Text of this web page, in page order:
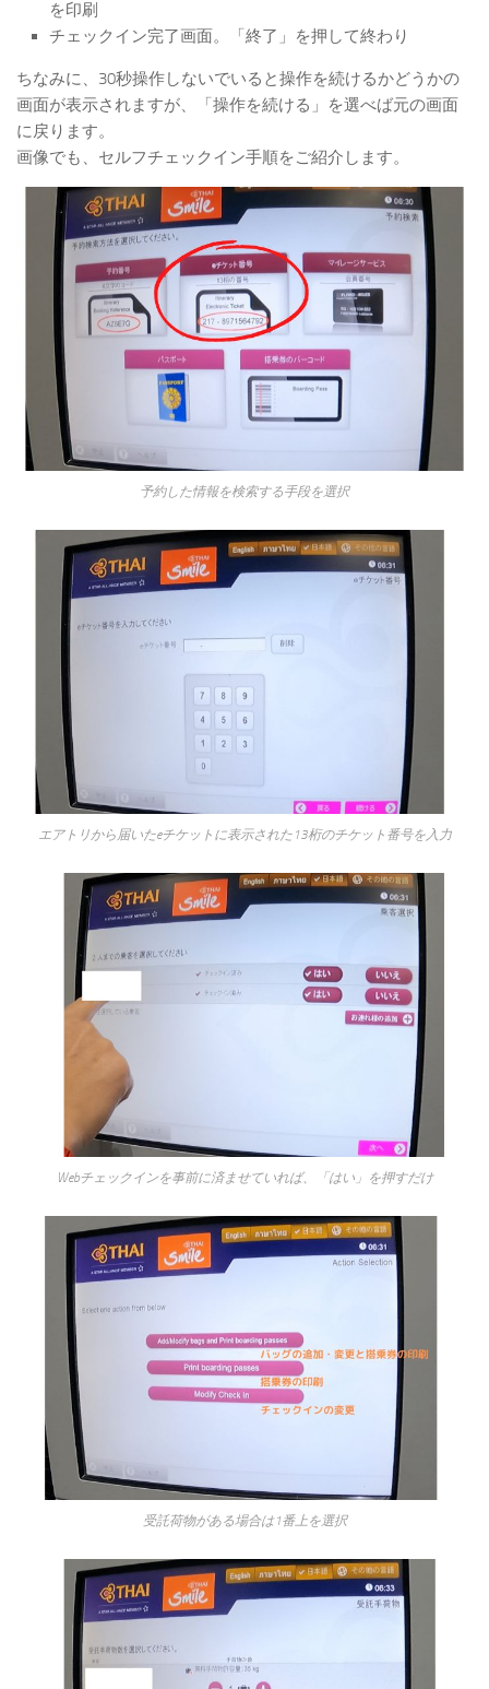
を印刷
チェックイン完了画面。「終了」を押して終わり
ちなみに、30秒操作しないでいると操作を続けるかどうかの
画面が表示されますが、「操作を続ける」を選べば元の画面
に戻ります。
画像でも、セルフチェックイン手順をご紹介します。
予約した情報を検索する手段を選択
エアトリから届いたeチケットに表示された13桁のチケット番号を入力
Webチェックインを事前に済ませていれば、「はい」を押すだけ
受託荷物がある場合は1番上を選択